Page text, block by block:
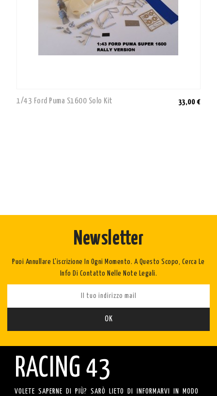
1/43 Ford Puma S1600 Solo Kit 33,00 €
Newsletter
Puoi Annullare L'iscrizione In Ogni Momento. A Questo Scopo, Cerca Le
Info Di Contatto Nelle Note Legali.
RACING 43
VOLETE SAPERNE DI PIÙ? SARÒ LIETO DI INFORMARVI IN MODO